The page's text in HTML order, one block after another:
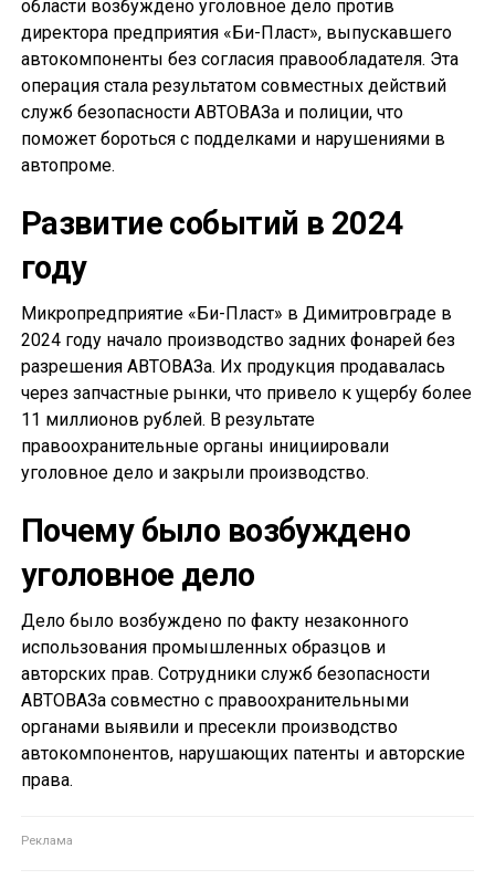
области возбуждено уголовное дело против
директора предприятия «Би-Пласт», выпускавшего
автокомпоненты без согласия правообладателя. Эта
операция стала результатом совместных действий
служб безопасности АВТОВАЗа и полиции, что
поможет бороться с подделками и нарушениями в
автопроме.
Развитие событий в 2024
году
Микропредприятие «Би-Пласт» в Димитровграде в
2024 году начало производство задних фонарей без
разрешения АВТОВАЗа. Их продукция продавалась
через запчастные рынки, что привело к ущербу более
11 миллионов рублей. В результате
правоохранительные органы инициировали
уголовное дело и закрыли производство.
Почему было возбуждено
уголовное дело
Дело было возбуждено по факту незаконного
использования промышленных образцов и
авторских прав. Сотрудники служб безопасности
АВТОВАЗа совместно с правоохранительными
органами выявили и пресекли производство
автокомпонентов, нарушающих патенты и авторские
права.